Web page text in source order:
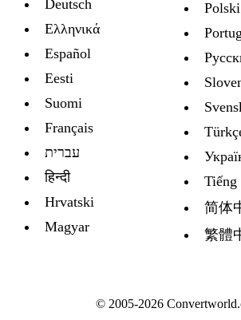
Deutsch
Ελληνικά
Español
Eesti
Suomi
Français
עברית
हिन्दी
Hrvatski
Magyar
Polski
简体
繁體
© 2005-2026